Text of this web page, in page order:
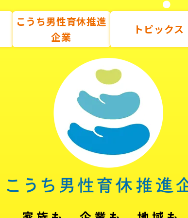
こうち男性育休推進
企業
トピックス